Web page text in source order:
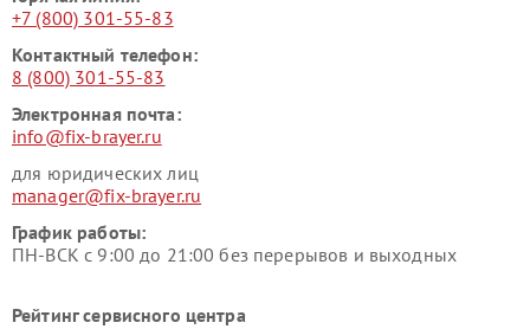
+7 (800) 301-55-83
Контактный телефон:
8 (800) 301-55-83
Электронная почта:
info@fix-brayer.ru
для юридических лиц
manager@fix-brayer.ru
График работы:
ПН-ВСК с 9:00 до 21:00 без перерывов и выходных
Рейтинг сервисного центра